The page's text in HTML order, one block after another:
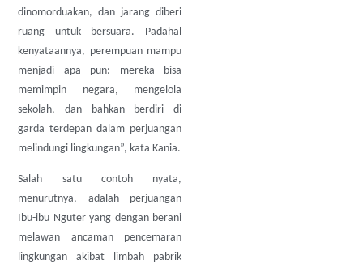
dinomorduakan, dan jarang diberi
ruang untuk bersuara. Padahal
kenyataannya, perempuan mampu
menjadi apa pun: mereka bisa
memimpin negara, mengelola
sekolah, dan bahkan berdiri di
garda terdepan dalam perjuangan
melindungi lingkungan”, kata Kania.
Salah satu contoh nyata,
menurutnya, adalah perjuangan
Ibu-ibu Nguter yang dengan berani
melawan ancaman pencemaran
lingkungan akibat limbah pabrik